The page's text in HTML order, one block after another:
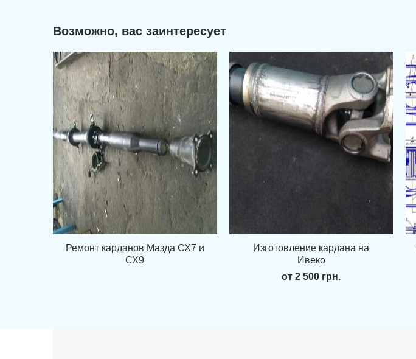
Возможно, вас заинтересует
Ремонт карданов Мазда СХ7 и
СХ9
Изготовление кардана на
Ивеко
от 2 500 грн.